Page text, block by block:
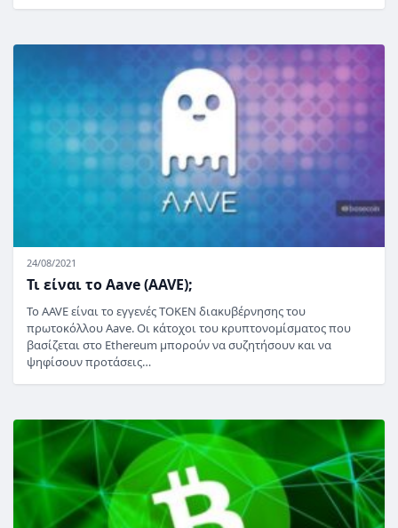
24/08/2021
Τι είναι το Aave (AAVE);
Το AAVE είναι το εγγενές TOKEN διακυβέρνησης του
πρωτοκόλλου Aave. Οι κάτοχοι του κρυπτονομίσματος που
βασίζεται στο Ethereum μπορούν να συζητήσουν και να
ψηφίσουν προτάσεις…